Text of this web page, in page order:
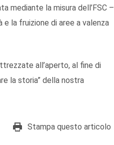
mediante la misura dell’FSC –
e la fruizione di aree a valenza
all’aperto, al fine di
la storia” della nostra
Stampa questo articolo